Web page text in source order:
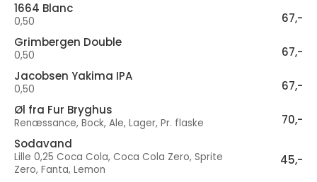
1664 Blanc
0,50
67,-
Grimbergen Double
0,50
67,-
Jacobsen Yakima IPA
0,50
67,-
Øl fra Fur Bryghus
Renæssance, Bock, Ale, Lager, Pr. flaske
70,-
Sodavand
Lille 0,25 Coca Cola, Coca Cola Zero, Sprite
Zero, Fanta, Lemon
45,-